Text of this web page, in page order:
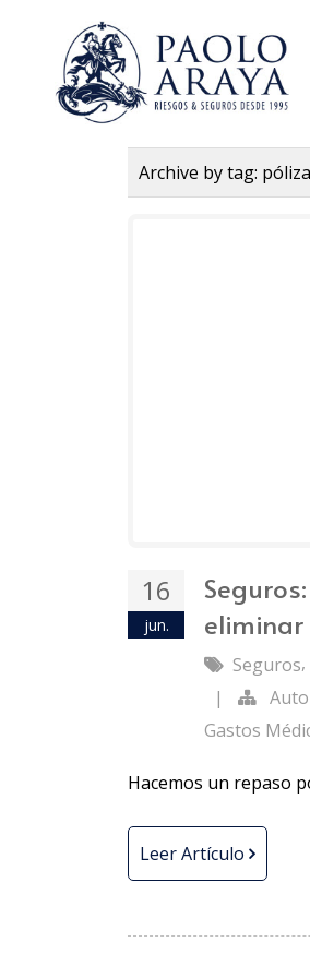
Archive by tag:
16
jun.
Seguros,
|
Gastos
Hacemos un repaso
Leer Artículo